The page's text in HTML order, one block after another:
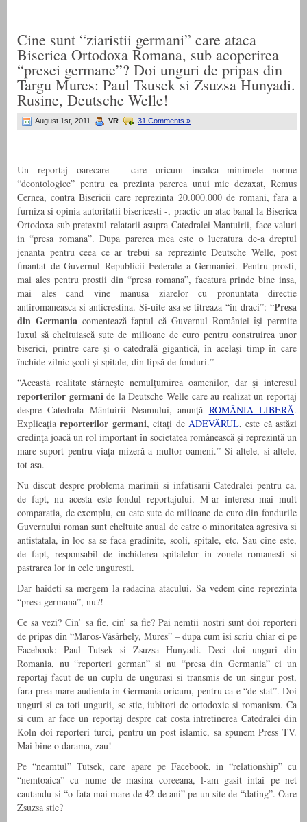
Cine sunt “ziaristii germani” care ataca
Biserica Ortodoxa Romana, sub acoperirea
“presei germane”? Doi unguri de pripas din
Targu Mures: Paul Tsusek si Zsuzsa Hunyadi.
Rusine, Deutsche Welle!
August 1st, 2011 VR 31 Comments »
Un reportaj oarecare – care oricum incalca minimele norme
“deontologice” pentru ca prezinta parerea unui mic dezaxat, Remus
Cernea, contra Bisericii care reprezinta 20.000.000 de romani, fara a
furniza si opinia autoritatii bisericesti -, practic un atac banal la Biserica
Ortodoxa sub pretextul relatarii asupra Catedralei Mantuirii, face valuri
in “presa romana”. Dupa parerea mea este o lucratura de-a dreptul
jenanta pentru ceea ce ar trebui sa reprezinte Deutsche Welle, post
finantat de Guvernul Republicii Federale a Germaniei. Pentru prosti,
mai ales pentru prostii din “presa romana”, facatura prinde bine insa,
mai ales cand vine manusa ziarelor cu pronuntata directie
antiromaneasca si anticrestina. Si-uite asa se titreaza “in draci”: “Presa
din Germaniacomentează faptul că Guvernul României îşi permite
luxul să cheltuiască sute de milioane de euro pentru construirea unor
biserici, printre care şi o catedrală gigantică, în acelaşi timp în care
închide zilnic şcoli şi spitale, din lipsă de fonduri.”
“Această realitate stârneşte nemulţumirea oamenilor, dar şi interesul
reporterilor germanide la Deutsche Welle care au realizat un reportaj
despre Catedrala Mântuirii Neamului, anunţă ROMÂNIA LIBERĂ.
Explicaţiareporterilor germani, citaţi de ADEVĂRUL, este că astăzi
credinţa joacă un rol important în societatea românească şi reprezintă un
mare suport pentru viaţa mizeră a multor oameni.” Si altele, si altele,
tot asa.
Nu discut despre problema marimii si infatisarii Catedralei pentru ca,
de fapt, nu acesta este fondul reportajului. M-ar interesa mai mult
comparatia, de exemplu, cu cate sute de milioane de euro din fondurile
Guvernului roman sunt cheltuite anual de catre o minoritatea agresiva si
antistatala, in loc sa se faca gradinite, scoli, spitale, etc. Sau cine este,
de fapt, responsabil de inchiderea spitalelor in zonele romanesti si
pastrarea lor in cele unguresti.
Dar haideti sa mergem la radacina atacului. Sa vedem cine reprezinta
“presa germana”, nu?!
Ce sa vezi? Cin’ sa fie, cin’ sa fie? Pai nemtii nostri sunt doi reporteri
de pripas din “Maros-Vásárhely, Mures” – dupa cum isi scriu chiar ei pe
Facebook: Paul Tutsek si Zsuzsa Hunyadi. Deci doi unguri din
Romania, nu “reporteri german” si nu “presa din Germania” ci un
reportaj facut de un cuplu de ungurasi si transmis de un singur post,
fara prea mare audienta in Germania oricum, pentru ca e “de stat”. Doi
unguri si ca toti ungurii, se stie, iubitori de ortodoxie si romanism. Ca
si cum ar face un reportaj despre cat costa intretinerea Catedralei din
Koln doi reporteri turci, pentru un post islamic, sa spunem Press TV.
Mai bine o darama, zau!
Pe “neamtul” Tutsek, care apare pe Facebook, in “relationship” cu
“nemtoaica” cu nume de masina coreeana, l-am gasit intai pe net
cautandu-si “o fata mai mare de 42 de ani” pe un site de “dating”. Oare
Zsuzsa stie?